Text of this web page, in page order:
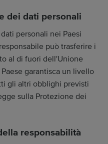
dei dati personali
personali nei Paesi
può trasferire i
al di fuori dell'Unione
garantisca un livello
gli altri obblighi previsti
sulla Protezione dei
responsabilità